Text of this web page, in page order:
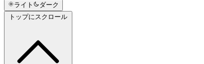
ライト
ダーク
トップにスクロール